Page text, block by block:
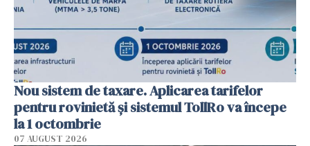
Nou sistem de taxare. Aplicarea tarifelor
pentru rovinietă şi sistemul TollRo va începe
la 1 octombrie
07 AUGUST 2026